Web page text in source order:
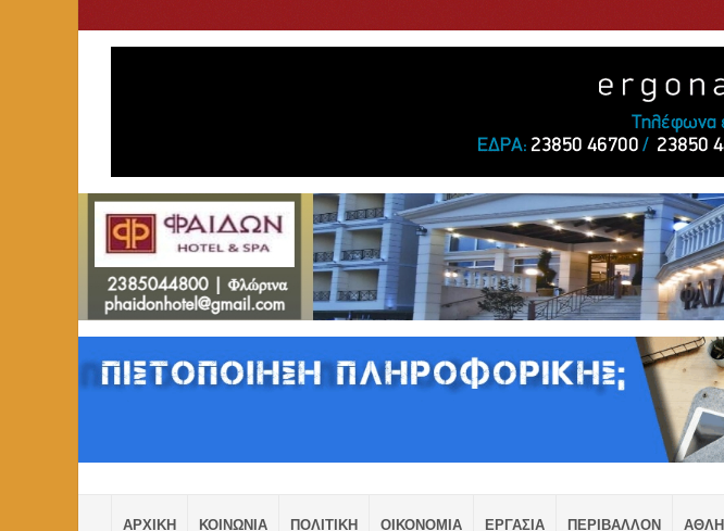
ΑΡΧΙΚΗ ΚΟΙΝΩΝΙΑ ΠΟΛΙΤΙΚΗ ΟΙΚΟΝΟΜΙΑ ΕΡΓΑΣΙΑ ΠΕΡΙΒΑΛΛΟΝ